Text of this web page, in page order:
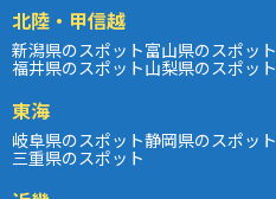
北陸・甲信越
新潟県のスポット富山県のスポット
福井県のスポット山梨県のスポット
東海
岐阜県のスポット静岡県のスポット
三重県のスポット